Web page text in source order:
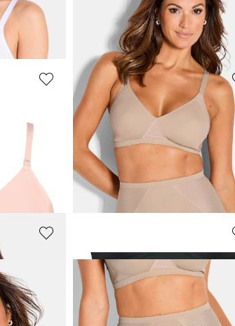
dagen**:
Laagste prijs van de afgelopen 30 dagen**:
(-14%)
dagen**:
NATURANA
23,97 € 39,95 €
Laagste prijs van de afgelopen 30 dagen**:
27,97 € (-14%)
NATURANA
35,96 € 44,95 €